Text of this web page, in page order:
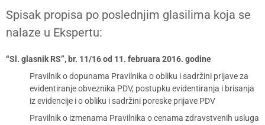
Spisak propisa po poslednjim glasilima koja se
nalaze u Ekspertu:
“Sl. glasnik RS”, br. 11/16 od 11. februara 2016. godine
Pravilnik o dopunama Pravilnika o obliku i sadržini prijave za
evidentiranje obveznika PDV, postupku evidentiranja i brisanja
iz evidencije i o obliku i sadržini poreske prijave PDV
Pravilnik o izmenama Pravilnika o cenama zdravstvenih usluga